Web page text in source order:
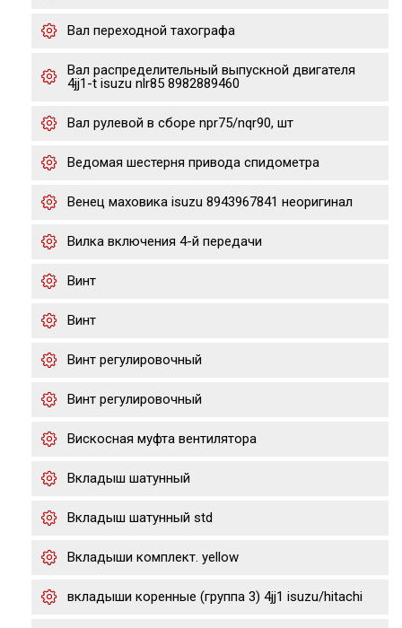
Вал переходной тахографа
Вал распределительный выпускной двигателя
4jj1-t isuzu nlr85 8982889460
Вал рулевой в сборе npr75/nqr90, шт
Ведомая шестерня привода спидометра
Венец маховика isuzu 8943967841 неоригинал
Вилка включения 4-й передачи
Винт
Винт
Винт регулировочный
Винт регулировочный
Вискосная муфта вентилятора
Вкладыш шатунный
Вкладыш шатунный std
Вкладыши комплект. yellow
вкладыши коренные (группа 3) 4jj1 isuzu/hitachi